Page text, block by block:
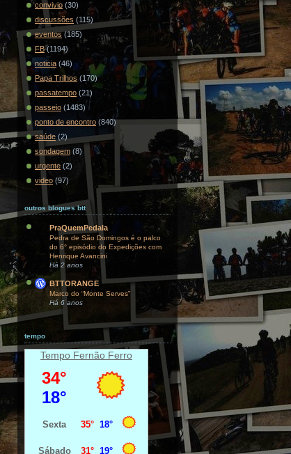
convivio (30)
discussões (115)
eventos (185)
FB (1194)
noticia (46)
Papa Trilhos (170)
passatempo (21)
passeio (1483)
ponto de encontro (840)
saúde (2)
sondagem (8)
urgente (2)
video (97)
outros blogues btt
PraQuemPedala
Pedra de São Domingos é o palco
do 6° episódio do Expedições com
Henrique Avancini
Há 2 anos
BTTORANGE
Marco do “Monte Serves”
Há 6 anos
tempo
Tempo Fernão Ferro